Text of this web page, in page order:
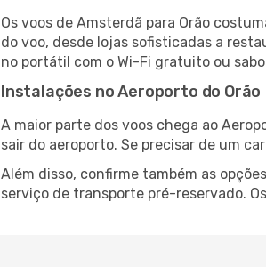
Os voos de Amsterdã para Orão
do voo, desde lojas sofisticadas a
no portátil com o Wi-Fi gratuito ou
Instalações no Aeroporto do Orão
A maior parte dos voos chega ao
sair do aeroporto. Se precisar de um
Além disso, confirme também as
serviço de transporte pré-reservado.